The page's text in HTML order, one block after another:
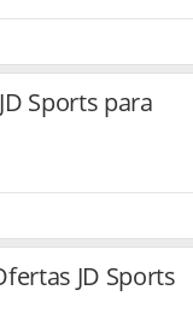
Sports para
JD Sports